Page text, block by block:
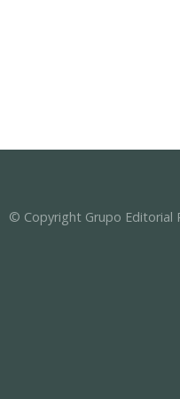
© Copyright Grupo Editorial